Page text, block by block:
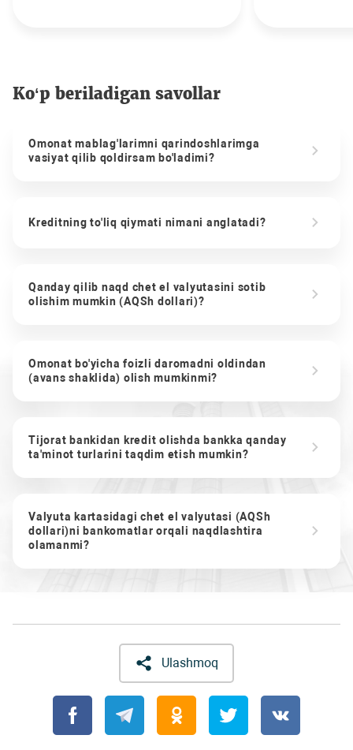
Ko‘p beriladigan savollar
Omonat mablag'larimni qarindoshlarimga
vasiyat qilib qoldirsam bo'ladimi?
Kreditning to'liq qiymati nimani anglatadi?
Qanday qilib naqd chet el valyutasini sotib
olishim mumkin (AQSh dollari)?
Omonat bo'yicha foizli daromadni oldindan
(avans shaklida) olish mumkinmi?
Tijorat bankidan kredit olishda bankka qanday
ta'minot turlarini taqdim etish mumkin?
Valyuta kartasidagi chet el valyutasi (AQSh
dollari)ni bankomatlar orqali naqdlashtira
olamanmi?
Ulashmoq